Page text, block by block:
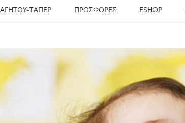
ΤΑΠΕΡ ΠΡΟΣΦΟΡΕΣ ESHOP